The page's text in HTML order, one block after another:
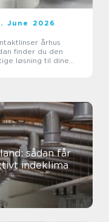
June 2026
århus
finder du den
løsning til dine
sådan får
indeklima